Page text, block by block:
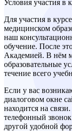
Условия участия в
Для участия в
медицинском
наш
обучение. После
Академией. В нём
образовательные
течение всего
Если у вас
диалоговом окне
находится на
телефонный
другой удобной